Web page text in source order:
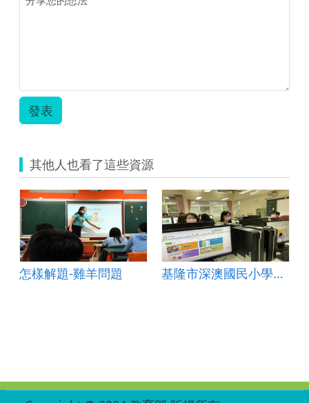
發表
其他人也看了這些資源
怎樣解題-雞羊問題 基隆市深澳國民小學6年級下學期數學教案(如何解題-因材網)